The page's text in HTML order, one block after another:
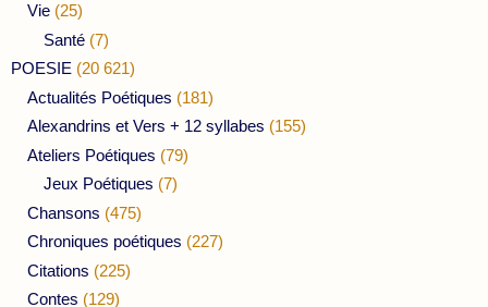
Vie (25)
Santé (7)
POESIE (20 621)
Actualités Poétiques (181)
Alexandrins et Vers + 12 syllabes (155)
Ateliers Poétiques (79)
Jeux Poétiques (7)
Chansons (475)
Chroniques poétiques (227)
Citations (225)
Contes (129)